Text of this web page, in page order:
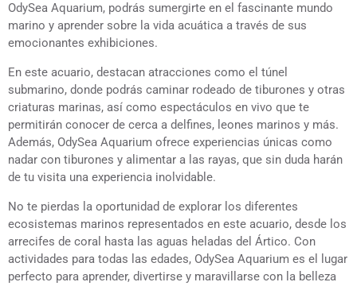
OdySea Aquarium, podrás sumergirte en el fascinante mundo
marino y aprender sobre la vida acuática a través de sus
emocionantes exhibiciones.
En este acuario, destacan atracciones como el túnel
submarino, donde podrás caminar rodeado de tiburones y otras
criaturas marinas, así como espectáculos en vivo que te
permitirán conocer de cerca a delfines, leones marinos y más.
Además, OdySea Aquarium ofrece experiencias únicas como
nadar con tiburones y alimentar a las rayas, que sin duda harán
de tu visita una experiencia inolvidable.
No te pierdas la oportunidad de explorar los diferentes
ecosistemas marinos representados en este acuario, desde los
arrecifes de coral hasta las aguas heladas del Ártico. Con
actividades para todas las edades, OdySea Aquarium es el lugar
perfecto para aprender, divertirse y maravillarse con la belleza